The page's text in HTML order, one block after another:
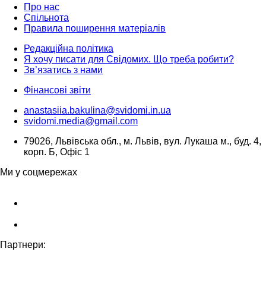
Про нас
Спільнота
Правила поширення матеріалів
Редакційна політика
Я хочу писати для Свідомих. Що треба робити?
Зв’язатись з нами
Фінансові звіти
anastasiia.bakulina@svidomi.in.ua
svidomi.media@gmail.com
79026, Львівська обл., м. Львів, вул. Лукаша м., буд. 4,
корп. Б, Офіс 1
Ми у соцмережах
Партнери: